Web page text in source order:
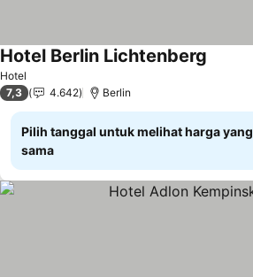
Hotel
Hotel Berlin Lichtenberg
7,3 4.642 Berlin
Pilih tanggal untuk melihat harga yang
sama